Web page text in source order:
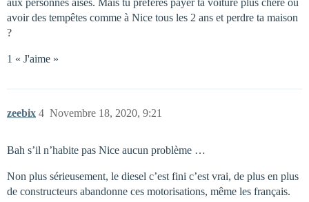
aux personnes aisés. Mais tu préfères payer ta voiture plus chère ou
avoir des tempêtes comme à Nice tous les 2 ans et perdre ta maison
?
1 « J'aime »
zeebix Novembre 18, 2020, 9:21
4
Bah s’il n’habite pas Nice aucun problème …
Non plus sérieusement, le diesel c’est fini c’est vrai, de plus en plus
de constructeurs abandonne ces motorisations, même les français.